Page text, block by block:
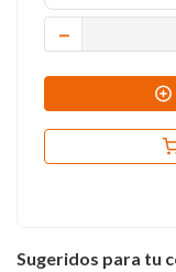
－
Sugeridos para tu